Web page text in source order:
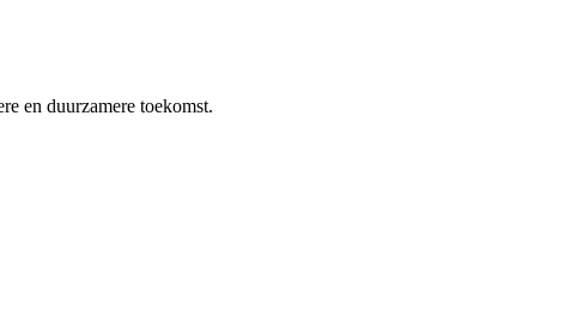
en duurzamere toekomst.